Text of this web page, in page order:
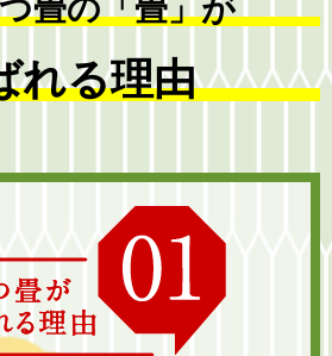
畳の「畳」が
れる理由